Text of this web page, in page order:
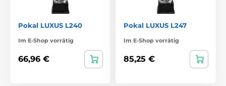
Pokal LUXUS L240
Im E-Shop vorrätig
66,96 €
Pokal LUXUS L247
Im E-Shop vorrätig
85,25 €